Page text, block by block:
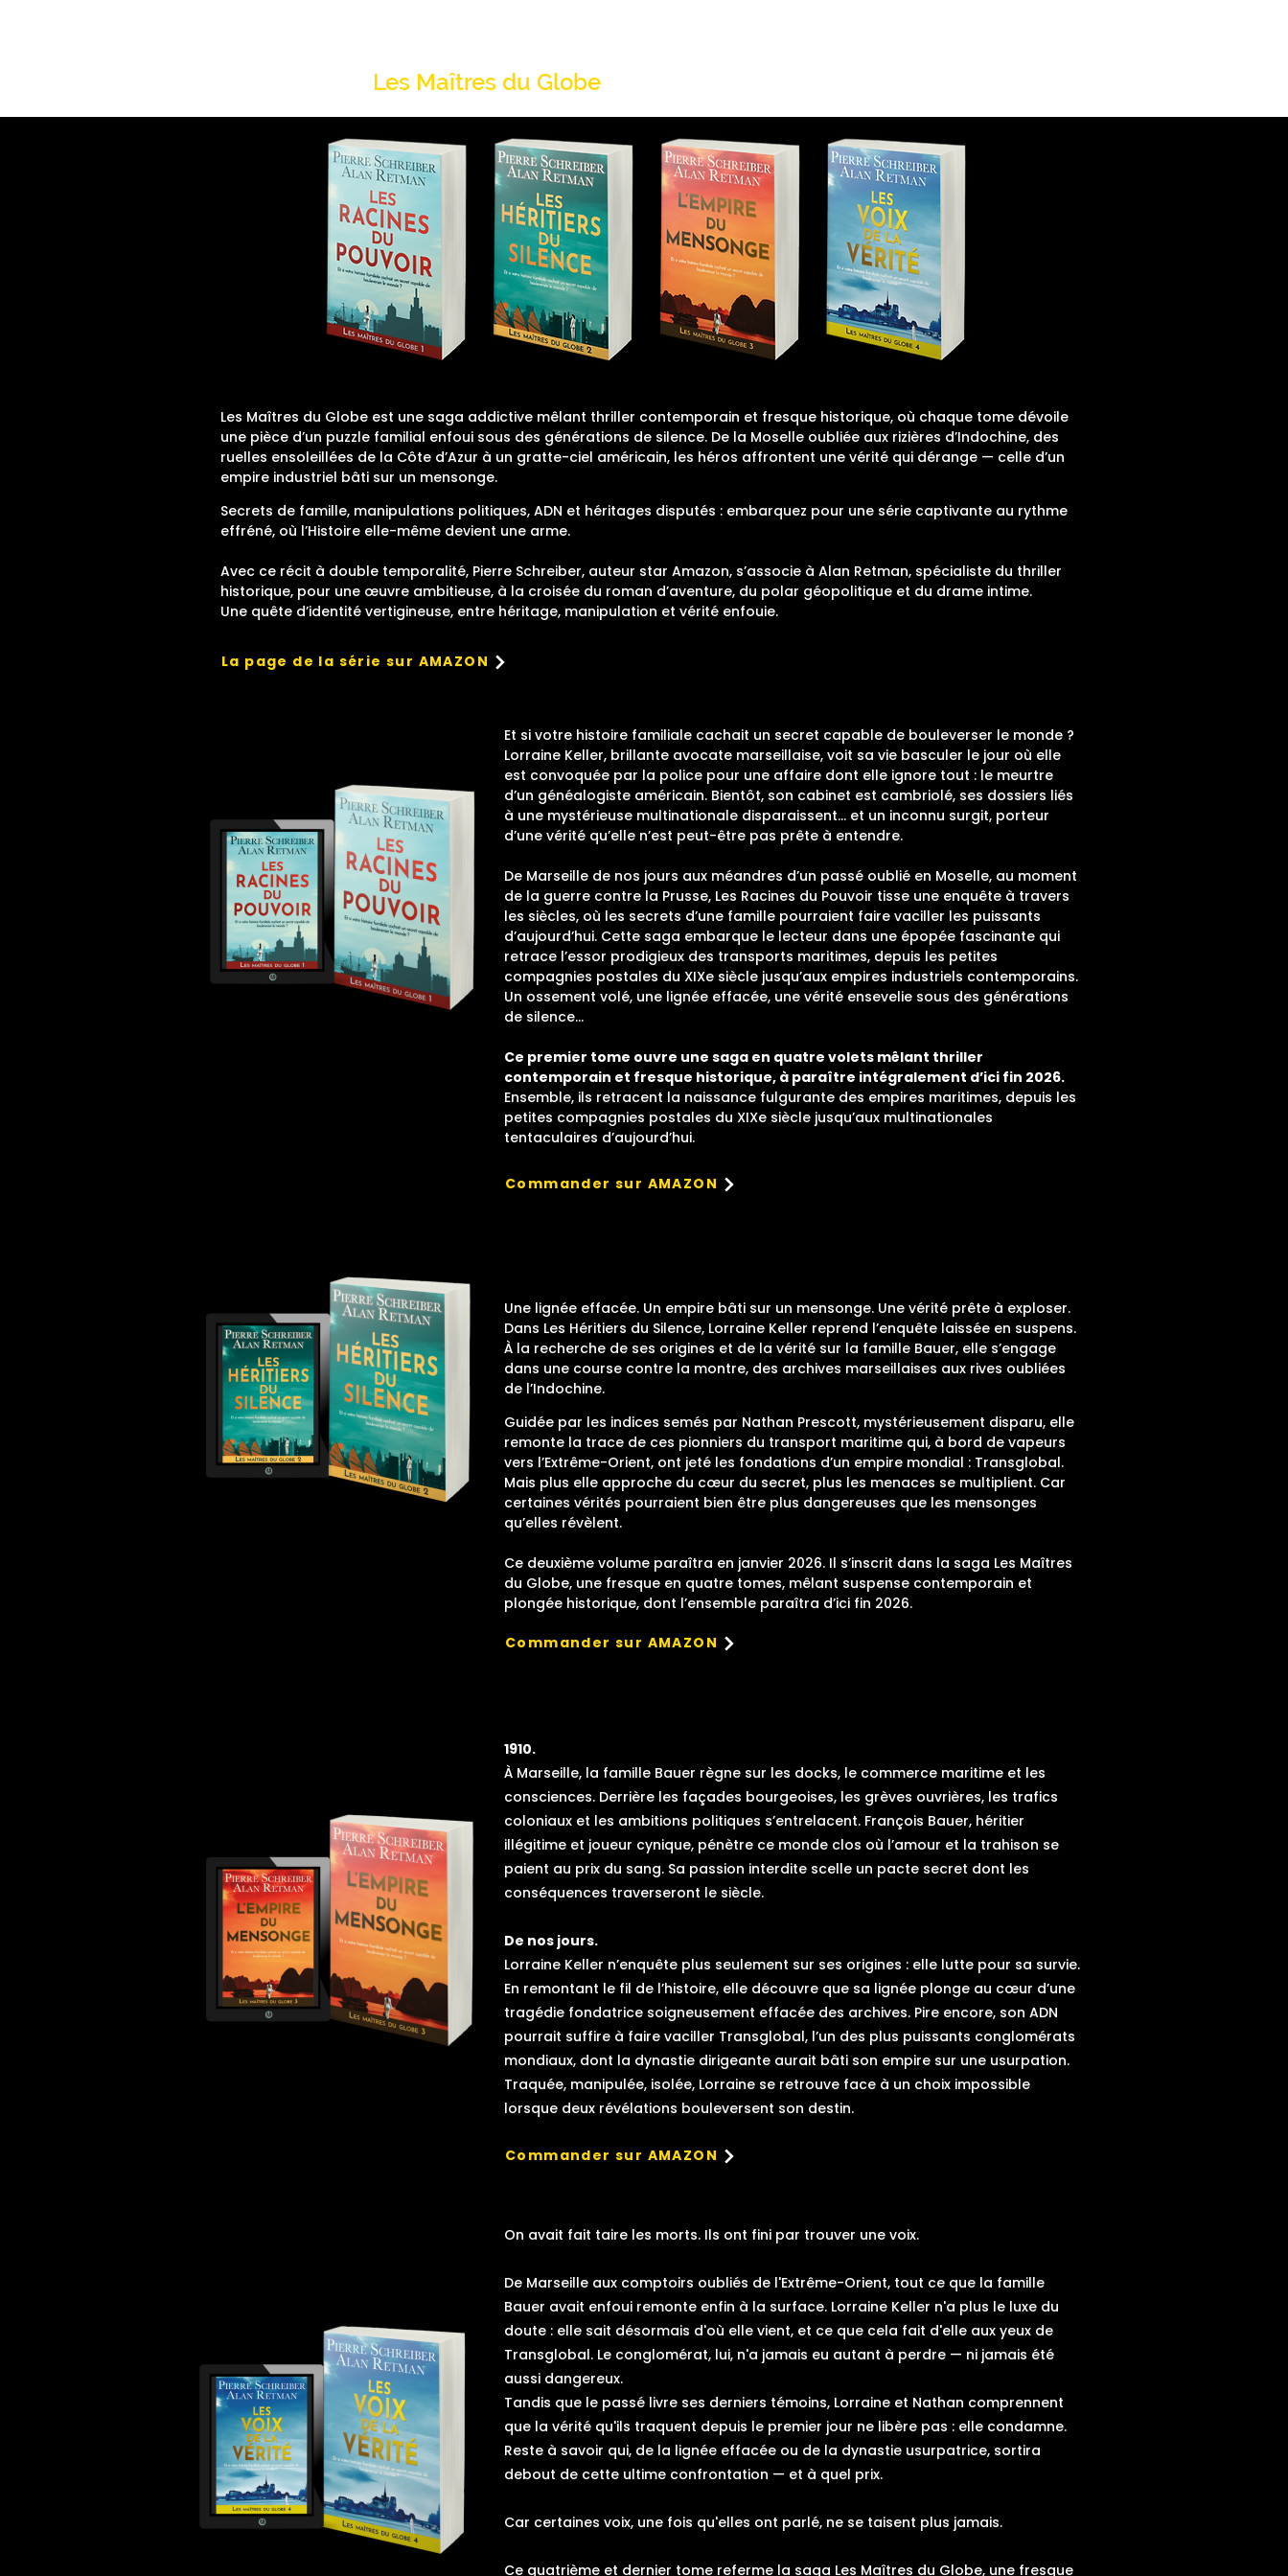
Les Maîtres du Globe
Les Maîtres du Globe est une saga addictive mêlant thriller contemporain et fresque historique, où chaque tome dévoile
une pièce d’un puzzle familial enfoui sous des générations de silence. De la Moselle oubliée aux rizières d’Indochine, des
ruelles ensoleillées de la Côte d’Azur à un gratte-ciel américain, les héros affrontent une vérité qui dérange — celle d’un
empire industriel bâti sur un mensonge.
Secrets de famille, manipulations politiques, ADN et héritages disputés : embarquez pour une série captivante au rythme
effréné, où l’Histoire elle-même devient une arme.
Avec ce récit à double temporalité, Pierre Schreiber, auteur star Amazon, s’associe à Alan Retman, spécialiste du thriller
historique, pour une œuvre ambitieuse, à la croisée du roman d’aventure, du polar géopolitique et du drame intime.
Une quête d’identité vertigineuse, entre héritage, manipulation et vérité enfouie.
La page de la série sur AMAZON
Et si votre histoire familiale cachait un secret capable de bouleverser le monde ?
Lorraine Keller, brillante avocate marseillaise, voit sa vie basculer le jour où elle
est convoquée par la police pour une affaire dont elle ignore tout : le meurtre
d’un généalogiste américain. Bientôt, son cabinet est cambriolé, ses dossiers liés
à une mystérieuse multinationale disparaissent… et un inconnu surgit, porteur
d’une vérité qu’elle n’est peut-être pas prête à entendre.
De Marseille de nos jours aux méandres d’un passé oublié en Moselle, au moment
de la guerre contre la Prusse, Les Racines du Pouvoir tisse une enquête à travers
les siècles, où les secrets d’une famille pourraient faire vaciller les puissants
d’aujourd’hui. Cette saga embarque le lecteur dans une épopée fascinante qui
retrace l’essor prodigieux des transports maritimes, depuis les petites
compagnies postales du XIXe siècle jusqu’aux empires industriels contemporains.
Un ossement volé, une lignée effacée, une vérité ensevelie sous des générations
de silence...
Ce premier tome ouvre une saga en quatre volets mêlant thriller
contemporain et fresque historique, à paraître intégralement d’ici fin 2026.
Ensemble, ils retracent la naissance fulgurante des empires maritimes, depuis les
petites compagnies postales du XIXe siècle jusqu’aux multinationales
tentaculaires d’aujourd’hui.
Commander sur AMAZON
Une lignée effacée. Un empire bâti sur un mensonge. Une vérité prête à exploser.
Dans Les Héritiers du Silence, Lorraine Keller reprend l’enquête laissée en suspens.
À la recherche de ses origines et de la vérité sur la famille Bauer, elle s’engage
dans une course contre la montre, des archives marseillaises aux rives oubliées
de l’Indochine.
Guidée par les indices semés par Nathan Prescott, mystérieusement disparu, elle
remonte la trace de ces pionniers du transport maritime qui, à bord de vapeurs
vers l’Extrême-Orient, ont jeté les fondations d’un empire mondial : Transglobal.
Mais plus elle approche du cœur du secret, plus les menaces se multiplient. Car
certaines vérités pourraient bien être plus dangereuses que les mensonges
qu’elles révèlent.
Ce deuxième volume paraîtra en janvier 2026. Il s’inscrit dans la saga Les Maîtres
du Globe, une fresque en quatre tomes, mêlant suspense contemporain et
plongée historique, dont l’ensemble paraîtra d’ici fin 2026.
Commander sur AMAZON
1910.
À Marseille, la famille Bauer règne sur les docks, le commerce maritime et les
consciences. Derrière les façades bourgeoises, les grèves ouvrières, les trafics
coloniaux et les ambitions politiques s’entrelacent. François Bauer, héritier
illégitime et joueur cynique, pénètre ce monde clos où l’amour et la trahison se
paient au prix du sang. Sa passion interdite scelle un pacte secret dont les
conséquences traverseront le siècle.
De nos jours.
Lorraine Keller n’enquête plus seulement sur ses origines : elle lutte pour sa survie.
En remontant le fil de l’histoire, elle découvre que sa lignée plonge au cœur d’une
tragédie fondatrice soigneusement effacée des archives. Pire encore, son ADN
pourrait suffire à faire vaciller Transglobal, l’un des plus puissants conglomérats
mondiaux, dont la dynastie dirigeante aurait bâti son empire sur une usurpation.
Traquée, manipulée, isolée, Lorraine se retrouve face à un choix impossible
lorsque deux révélations bouleversent son destin.
Commander sur AMAZON
On avait fait taire les morts. Ils ont fini par trouver une voix.
De Marseille aux comptoirs oubliés de l'Extrême-Orient, tout ce que la famille
Bauer avait enfoui remonte enfin à la surface. Lorraine Keller n'a plus le luxe du
doute : elle sait désormais d'où elle vient, et ce que cela fait d'elle aux yeux de
Transglobal. Le conglomérat, lui, n'a jamais eu autant à perdre — ni jamais été
aussi dangereux.
Tandis que le passé livre ses derniers témoins, Lorraine et Nathan comprennent
que la vérité qu'ils traquent depuis le premier jour ne libère pas : elle condamne.
Reste à savoir qui, de la lignée effacée ou de la dynastie usurpatrice, sortira
debout de cette ultime confrontation — et à quel prix.
Car certaines voix, une fois qu'elles ont parlé, ne se taisent plus jamais.
Ce quatrième et dernier tome referme la saga Les Maîtres du Globe, une fresque